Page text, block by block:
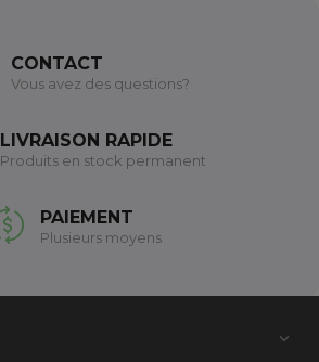
CONTACT
Vous avez des questions?
LIVRAISON RAPIDE
Produits en stock permanent
PAIEMENT
Plusieurs moyens
